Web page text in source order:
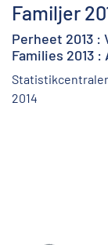
Familjer
Perheet 2013 :
Families 2013 :
2014